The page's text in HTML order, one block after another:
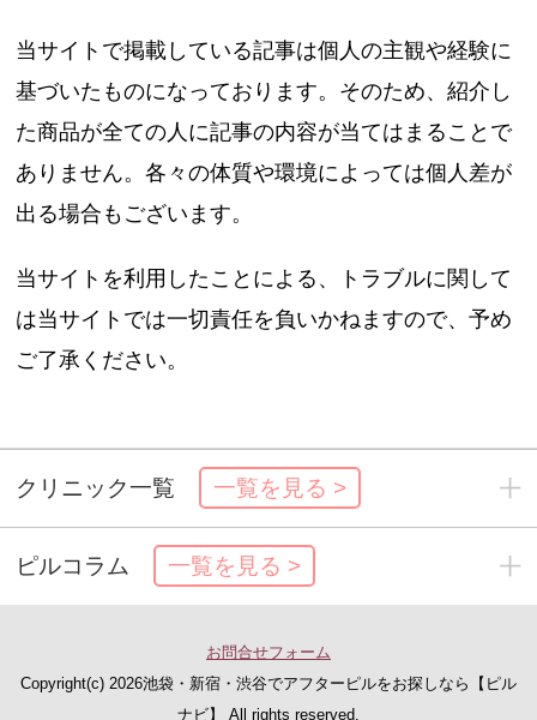
当サイトで掲載している記事は個人の主観や経験に
基づいたものになっております。そのため、紹介し
た商品が全ての人に記事の内容が当てはまることで
ありません。各々の体質や環境によっては個人差が
出る場合もございます。
当サイトを利用したことによる、トラブルに関して
は当サイトでは一切責任を負いかねますので、予め
ご了承ください。
クリニック一覧 一覧を見る >
ピルコラム 一覧を見る >
お問合せフォーム
Copyright(c) 2026池袋・新宿・渋谷でアフターピルをお探しなら【ピル
ナビ】 All rights reserved.